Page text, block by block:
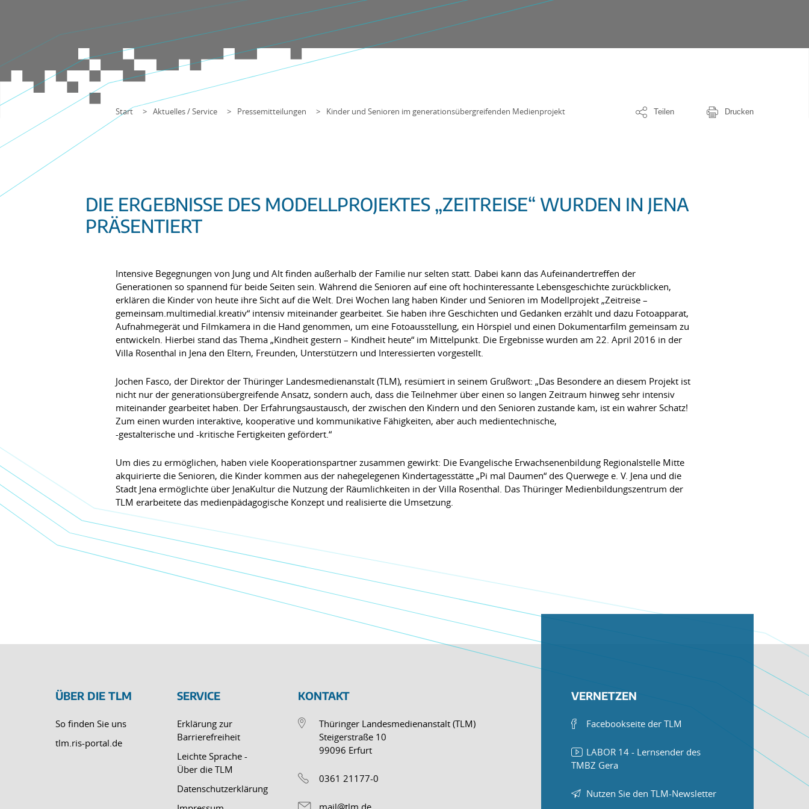
Start Aktuelles / Service Pressemitteilungen Kinder und Senioren im generationsübergreifenden Medienprojekt Teilen Drucken
DIE ERGEBNISSE DES MODELLPROJEKTES „ZEITREISE“ WURDEN IN JENA
PRÄSENTIERT
Intensive Begegnungen von Jung und Alt finden außerhalb der Familie nur selten statt. Dabei kann das Aufeinandertreffen der
Generationen so spannend für beide Seiten sein. Während die Senioren auf eine oft hochinteressante Lebensgeschichte zurückblicken,
erklären die Kinder von heute ihre Sicht auf die Welt. Drei Wochen lang haben Kinder und Senioren im Modellprojekt „Zeitreise –
gemeinsam.multimedial.kreativ“ intensiv miteinander gearbeitet. Sie haben ihre Geschichten und Gedanken erzählt und dazu Fotoapparat,
Aufnahmegerät und Filmkamera in die Hand genommen, um eine Fotoausstellung, ein Hörspiel und einen Dokumentarfilm gemeinsam zu
entwickeln. Hierbei stand das Thema „Kindheit gestern – Kindheit heute“ im Mittelpunkt. Die Ergebnisse wurden am 22. April 2016 in der
Villa Rosenthal in Jena den Eltern, Freunden, Unterstützern und Interessierten vorgestellt.
Jochen Fasco, der Direktor der Thüringer Landesmedienanstalt (TLM), resümiert in seinem Grußwort: „Das Besondere an diesem Projekt ist
nicht nur der generationsübergreifende Ansatz, sondern auch, dass die Teilnehmer über einen so langen Zeitraum hinweg sehr intensiv
miteinander gearbeitet haben. Der Erfahrungsaustausch, der zwischen den Kindern und den Senioren zustande kam, ist ein wahrer Schatz!
Zum einen wurden interaktive, kooperative und kommunikative Fähigkeiten, aber auch medientechnische,
-gestalterische und -kritische Fertigkeiten gefördert.“
Um dies zu ermöglichen, haben viele Kooperationspartner zusammen gewirkt: Die Evangelische Erwachsenenbildung Regionalstelle Mitte
akquirierte die Senioren, die Kinder kommen aus der nahegelegenen Kindertagesstätte „Pi mal Daumen“ des Querwege e. V. Jena und die
Stadt Jena ermöglichte über JenaKultur die Nutzung der Räumlichkeiten in der Villa Rosenthal. Das Thüringer Medienbildungszentrum der
TLM erarbeitete das medienpädagogische Konzept und realisierte die Umsetzung.
ÜBER DIE TLM
So finden Sie uns
tlm.ris-portal.de
SERVICE
Erklärung zur
Barrierefreiheit
Leichte Sprache -
Über die TLM
Datenschutzerklärung
KONTAKT
Thüringer Landesmedienanstalt (TLM)
Steigerstraße 10
99096 Erfurt
0361 21177-0
mail@tlm.de
VERNETZEN
Facebookseite der TLM
LABOR 14 - Lernsender des
TMBZ Gera
Nutzen Sie den TLM-Newsletter